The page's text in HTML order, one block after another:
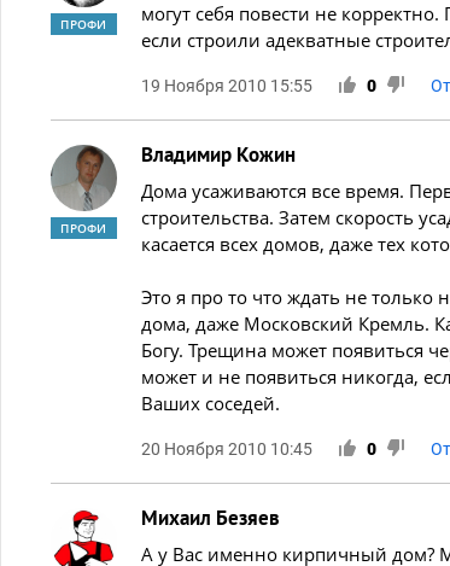
ПРОФИ
могут себя повести не
если строили адекватные
19 Ноября 2010 15:55 0
ПРОФИ
Владимир Кожин
Дома усаживаются все время.
строительства. Затем скорость
касается всех домов, даже тех
Это я про то что ждать не только
дома, даже Московский Кремль.
Богу. Трещина может появиться
может и не появиться никогда,
Ваших соседей.
20 Ноября 2010 10:45 0
Михаил Безяев
А у Вас именно кирпичный дом?